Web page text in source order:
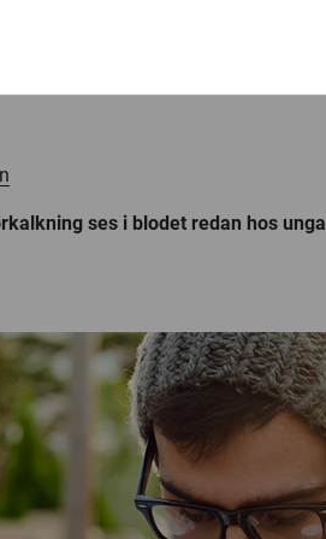
ses i blodet redan hos unga